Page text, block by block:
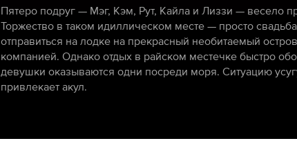
Пятеро подруг — Мэг, Кэм, Рут, Кайла и Лиззи — весело
Торжество в таком идиллическом месте — просто
отправиться на лодке на прекрасный необитаемый
компанией. Однако отдых в райском местечке быстро
девушки оказываются одни посреди моря. Ситуацию
привлекает акул.